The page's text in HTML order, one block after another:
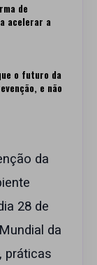
de
acelerar a
o futuro da
e não
da
28 de
da
práticas